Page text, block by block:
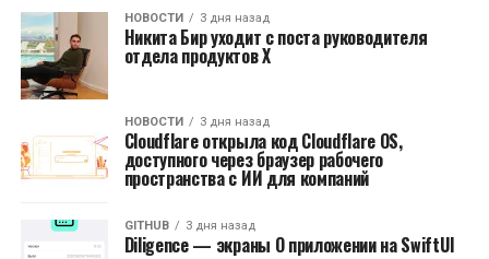
НОВОСТИ 3 дня назад
Никита Бир уходит с поста руководителя
отдела продуктов X
НОВОСТИ 3 дня назад
Cloudflare открыла код Cloudflare OS,
доступного через браузер рабочего
пространства с ИИ для компаний
GITHUB 3 дня назад
Diligence — экраны О приложении на SwiftUI